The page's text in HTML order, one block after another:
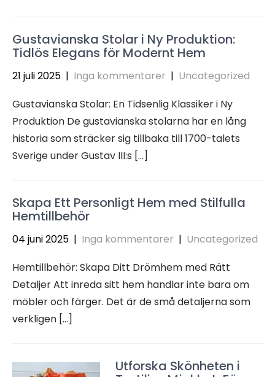
Gustavianska Stolar i Ny Produktion:
Tidlös Elegans för Modernt Hem
21 juli 2025 | Inga kommentarer | Uncategorized
Gustavianska Stolar: En Tidsenlig Klassiker i Ny
Produktion De gustavianska stolarna har en lång
historia som sträcker sig tillbaka till 1700-talets
Sverige under Gustav III:s […]
Skapa Ett Personligt Hem med Stilfulla
Hemtillbehör
04 juni 2025 | Inga kommentarer | Uncategorized
Hemtillbehör: Skapa Ditt Drömhem med Rätt
Detaljer Att inreda sitt hem handlar inte bara om
möbler och färger. Det är de små detaljerna som
verkligen […]
Utforska Skönheten i